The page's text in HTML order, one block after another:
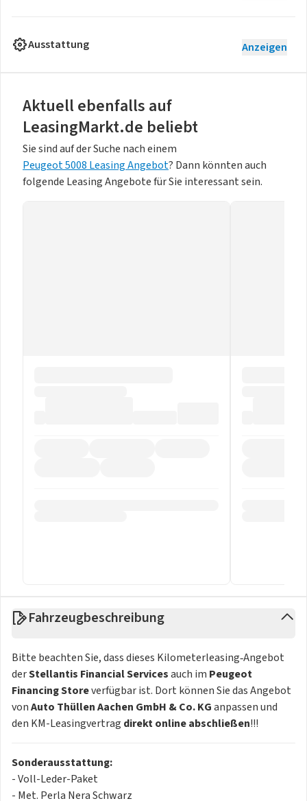
Ausstattung Anzeigen
Aktuell ebenfalls auf
LeasingMarkt.de beliebt
Sie sind auf der Suche nach einem
Peugeot 5008 Leasing Angebot? Dann könnten auch
folgende Leasing Angebote für Sie interessant sein.
Fahrzeugbeschreibung
Bitte beachten Sie, dass dieses Kilometerleasing‑Angebot
derStellantis Financial Servicesauch im Peugeot
Financing Storeverfügbar ist. Dort können Sie das Angebot
vonAuto Thüllen Aachen GmbH & Co. KGanpassen und
den KM-Leasingvertrag direkt online abschließen!!!
Sonderausstattung:
- Voll-Leder-Paket
- Met. Perla Nera Schwarz